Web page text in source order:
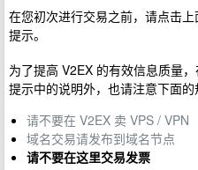
在您初次进行交易之前，请点击
提示。
为了提高 V2EX 的有效信息质量
提示中的说明外，也请注意下面的
请不要在 V2EX 卖 VPS / VPN
域名交易请发布到域名节点
请不要在这里交易发票